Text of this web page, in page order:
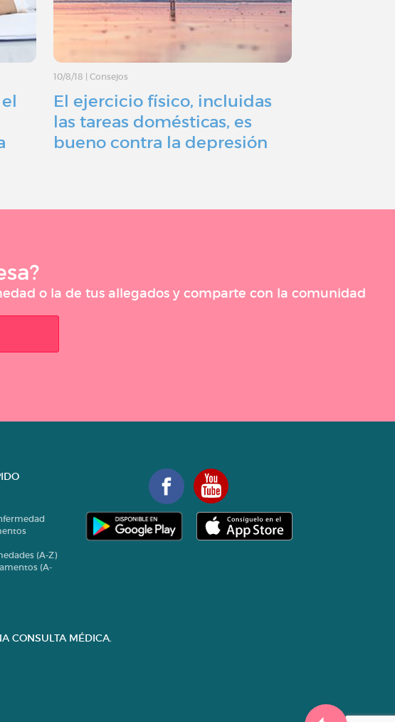
10/8/18 |Consejos
El ejercicio físico, incluidas
las tareas domésticas, es
bueno contra la depresión
o la de tus allegados y comparte con la comunidad
(A-Z)
(A-
CONSULTA MÉDICA.